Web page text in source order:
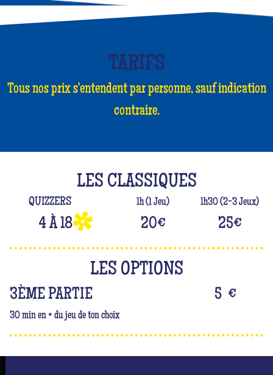
TARIFS
Tous nos prix s'entendent par personne, sauf indication
contraire.
LES CLASSIQUES
QUIZZERS 1h (1 Jeu) 1h30 (2-3 Jeux)
4 À 18 20€ 25€
LES OPTIONS
3ÈME PARTIE
30 min en + du jeu de ton choix
5 €